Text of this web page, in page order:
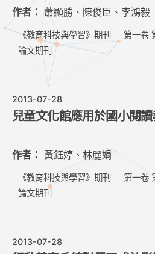
作者： 蕭顯勝、陳俊臣、李鴻毅
《教育科技與學習》期刊
第一卷
論文期刊
2013-07-28
兒童文化館應用於國小閱
作者： 黃鈺婷、林麗娟
《教育科技與學習》期刊
第一卷
論文期刊
2013-07-28